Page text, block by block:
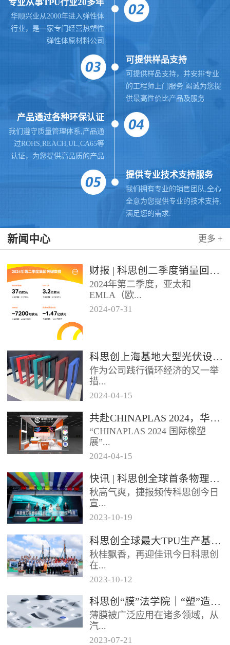
专业从事TPU行业20多年
华顺兴业从2000年进入弹性体
行业，是一家专门经营热塑性
弹性体原材料公司
可提供样品支持
可提供样品支持，并安排专业
的工程师上门服务 竭诚为您提
供最高性价比产品及服务
产品通过各种环保认证
我们遵守质量管理体系,产品通
过ROHS,REACH,UL,CA65等
认证，为您提供高品质的产品
提供专业技术支持服务
我们拥有专业的销售团队,全心
全意为您提供专业的技术支持,
满足您的需求.
新闻中心 更多 +
财报 | 科思创二季度销量回升，稳步推进转型
2024年第二季度，亚太和
EMLA（欧...
2024-07-31
科思创上海基地大型光伏设施投运，聚氨酯创新赋能绿色能源
作为公司践行循环经济的又一举
措...
位于科思创上海一体化基地的大
型分布式光伏发电项目已于日前
正式启用实现全容量并网发电该
项目使...
2024-04-15
共赴CHINAPLAS 2024，华顺兴业邀您一同探索，共塑未来！
“CHINAPLAS 2024 国际橡塑
展”...
，作为亚洲首屈一指的塑料和橡
胶工业展览会，将于2024年4月
23 - 26日...
2024-04-15
快讯 | 科思创全球首条物理回收聚碳酸酯专用生产线在上海投产
秋高气爽，捷报频传科思创今日
宣...
布其全球首条物理回收（MCR）
聚碳酸酯专用生产线已在上海一
体化基地正式投产每年将生产超
过2...
2023-10-19
科思创全球最大TPU生产基地在珠海破土动工
秋桂飘香，再迎佳讯今日科思创
在...
广东珠海正式开工建设其全球最
大热塑性聚氨酯（TPU）生产基
地进一步扩大在华南的产业布局
抓住...
2023-10-12
科思创“膜”法学院｜“塑”造轻薄耐用的 IME 组件
薄膜被广泛应用在诸多领域，从
汽...
2023-07-21